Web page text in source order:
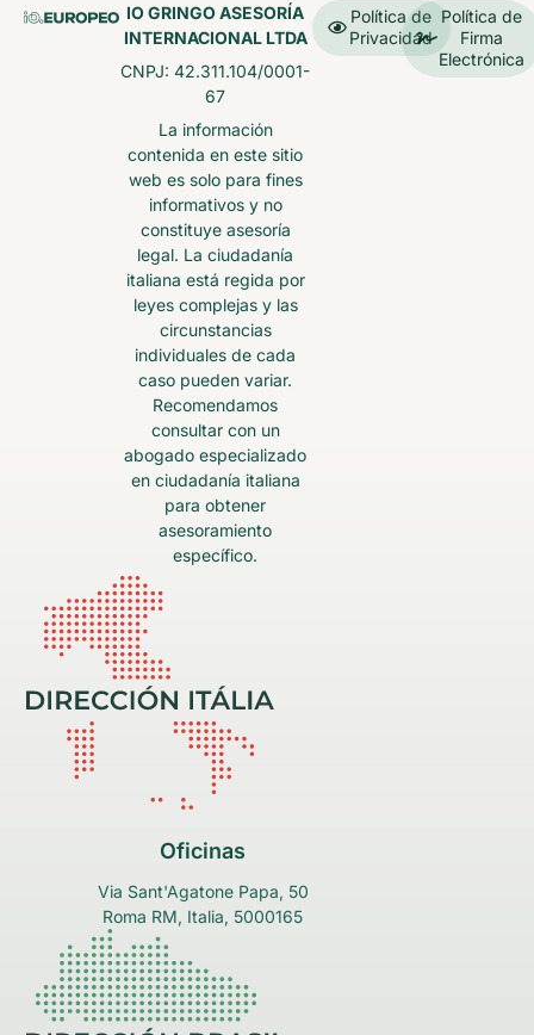
IO GRINGO ASESORÍA
INTERNACIONAL LTDA
CNPJ: 42.311.104/0001-
67
La información
contenida en este sitio
web es solo para fines
informativos y no
constituye asesoría
legal. La ciudadanía
italiana está regida por
leyes complejas y las
circunstancias
individuales de cada
caso pueden variar.
Recomendamos
consultar con un
abogado especializado
en ciudadanía italiana
para obtener
asesoramiento
específico.
Política de
Privacidad
Política de
Firma
Electrónica
Oficinas
Via Sant'Agatone Papa, 50
Roma RM, Italia, 5000165